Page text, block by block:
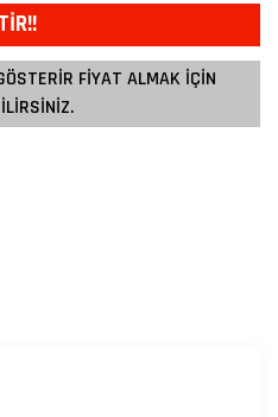
FİYAT ALMAK İÇİN